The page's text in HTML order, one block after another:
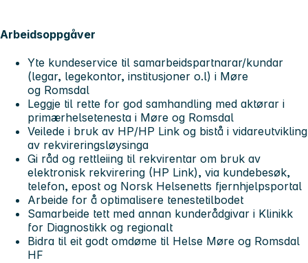
Arbeidsoppgåver
Yte kundeservice til samarbeidspartnarar/kundar
(legar, legekontor, institusjoner o.l) i Møre
og Romsdal
Leggje til rette for god samhandling med aktørar i
primærhelsetenesta i Møre og Romsdal
Veilede i bruk av HP/HP Link og bistå i vidareutvikling
av rekvireringsløysinga
Gi råd og rettleiing til rekvirentar om bruk av
elektronisk rekvirering (HP Link), via kundebesøk,
telefon, epost og Norsk Helsenetts fjernhjelpsportal
Arbeide for å optimalisere tenestetilbodet
Samarbeide tett med annan kunderådgivar i Klinikk
for Diagnostikk og regionalt
Bidra til eit godt omdøme til Helse Møre og Romsdal
HF